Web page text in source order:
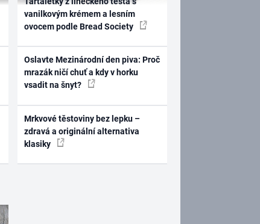
vanilkovým krémem a lesním
ovocem podle Bread Society
Oslavte Mezinárodní den piva: Proč
mrazák ničí chuť a kdy v horku
vsadit na šnyt?
Mrkvové těstoviny bez lepku –
zdravá a originální alternativa
klasiky